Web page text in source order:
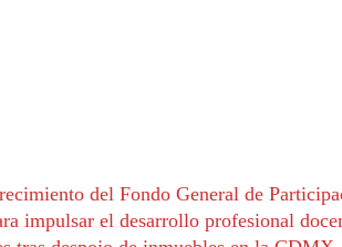
del Fondo General de
impulsar el desarrollo profesional